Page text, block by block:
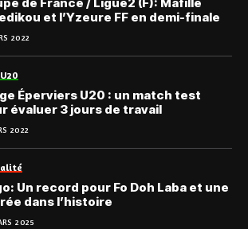
et l’Yzeure FF en demi-finale
2022
Éperviers U20 : un match test
évaluer 3 jours de travail
2022
Un record pour Fo Doh Laba et une
dans l’histoire
2025